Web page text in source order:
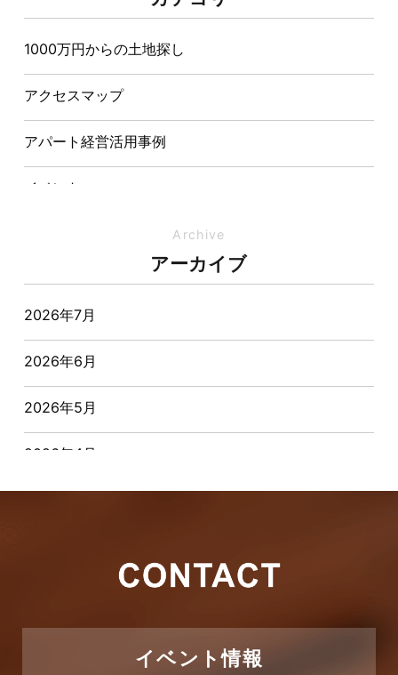
造が快適さをつくる理由
【埼玉県経営品質知事賞】大野知事へ受賞のご報告と
表敬訪問を行いました
1000万円からの土地探し
アクセスマップ
アパート経営活用事例
イベント
オーナー様からの質問
おすすめ物件
お客様インタビュー
お客様の声
つくばエクスプレス線
Archive
アーカイブ
2026年7月
2026年6月
2026年5月
2026年4月
イベント情報